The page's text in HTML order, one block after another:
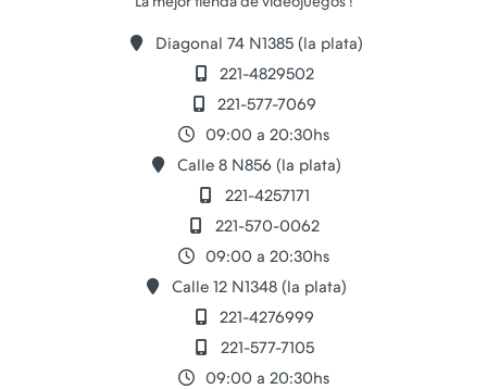
Diagonal 74 N1385 (la plata)
221-4829502
221-577-7069
09:00 a 20:30hs
Calle 8 N856 (la plata)
221-4257171
221-570-0062
09:00 a 20:30hs
Calle 12 N1348 (la plata)
221-4276999
221-577-7105
09:00 a 20:30hs